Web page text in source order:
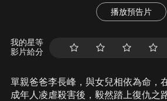
播放預告片
我的星等
影片給分
單親爸爸李長峰，與女兒相依為命，
成年人凌虐殺害後，毅然踏上復仇之